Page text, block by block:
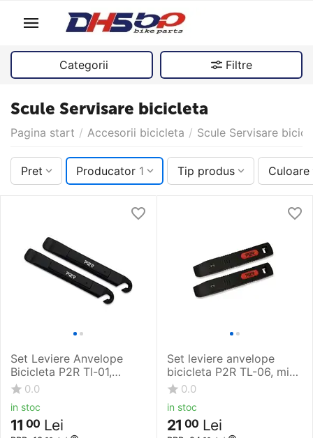
Categorii Filtre
Scule Servisare bicicleta
Pagina start / Accesorii bicicleta / Scule Servisare
Pret Producator 1 Tip produs Culoare
Set Leviere Anvelope
Bicicleta P2R Tl-01,
Plastic
0.0
in stoc
11 00 Lei
Set leviere anvelope
bicicleta P2R TL-06, miez
de otel
0.0
in stoc
21 00 Lei